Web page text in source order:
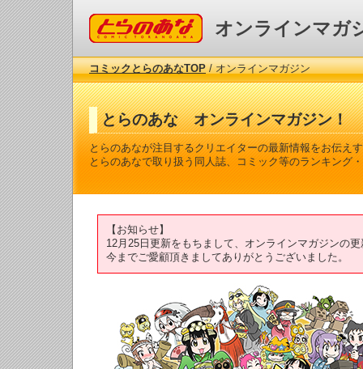
コミックとらのあな オンラインマガ
コミックとらのあなTOP/ オンラインマガジン
とらのあな オンラインマガジン！
とらのあなが注目するクリエイターの最新情報をお伝え
とらのあなで取り扱う同人誌、コミック等のランキング
【お知らせ】
12月25日更新をもちまして、オンラインマガジンの
今までご愛顧頂きましてありがとうございました。